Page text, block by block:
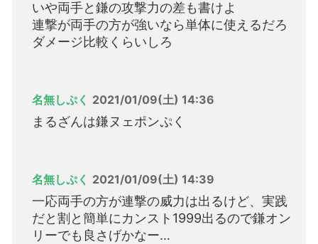
いや両手と鎌の攻撃力の差も書けよ
連撃が両手の方が強いなら単体に使えるだろ
ダメージ比較くらいしろ
名無しぷく 2021/01/09(土) 14:36
まるざんは鎌ヌェポンぷく
名無しぷく 2021/01/09(土) 14:39
一応両手の方が連撃の威力は出るけど、実践
だと割と簡単にカンスト1999出るので鎌オン
リーでも良さげかなー…